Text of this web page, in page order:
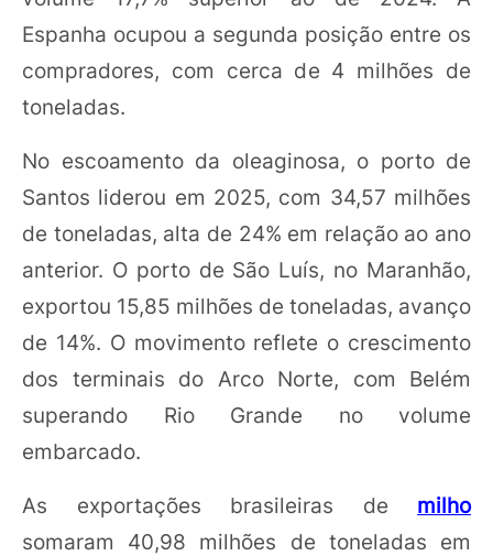
Espanha ocupou a segunda posição entre os
compradores, com cerca de 4 milhões de
toneladas.
No escoamento da oleaginosa, o porto de
Santos liderou em 2025, com 34,57 milhões
de toneladas, alta de 24% em relação ao ano
anterior. O porto de São Luís, no Maranhão,
exportou 15,85 milhões de toneladas, avanço
de 14%. O movimento reflete o crescimento
dos terminais do Arco Norte, com Belém
superando Rio Grande no volume
embarcado.
As exportações brasileiras de milho
somaram 40,98 milhões de toneladas em